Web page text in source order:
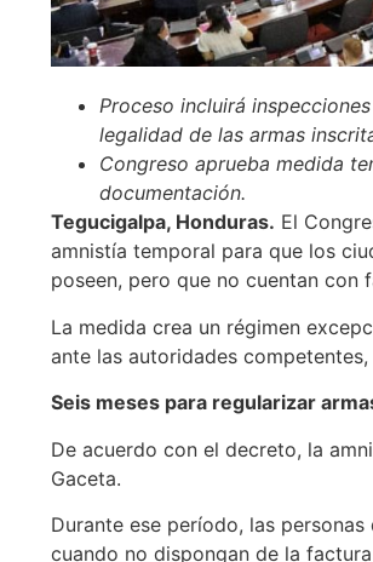
Proceso incluirá
legalidad de las armas
Congreso aprueba medida
documentación.
Tegucigalpa, Honduras. El
amnistía temporal para que los
poseen, pero que no cuentan
La medida crea un régimen
ante las autoridades
Seis meses para regularizar
De acuerdo con el decreto, la
Gaceta.
Durante ese período, las
cuando no dispongan de la